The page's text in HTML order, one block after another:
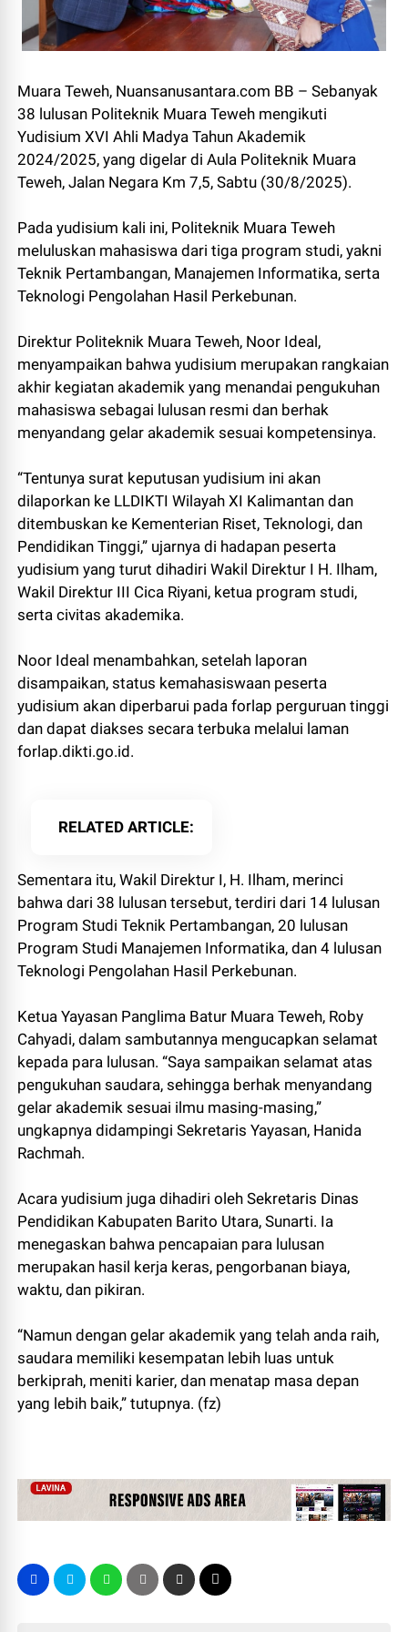
Muara Teweh, Nuansanusantara.com BB – Sebanyak
38 lulusan Politeknik Muara Teweh mengikuti
Yudisium XVI Ahli Madya Tahun Akademik
2024/2025, yang digelar di Aula Politeknik Muara
Teweh, Jalan Negara Km 7,5, Sabtu (30/8/2025).
Pada yudisium kali ini, Politeknik Muara Teweh
meluluskan mahasiswa dari tiga program studi, yakni
Teknik Pertambangan, Manajemen Informatika, serta
Teknologi Pengolahan Hasil Perkebunan.
Direktur Politeknik Muara Teweh, Noor Ideal,
menyampaikan bahwa yudisium merupakan rangkaian
akhir kegiatan akademik yang menandai pengukuhan
mahasiswa sebagai lulusan resmi dan berhak
menyandang gelar akademik sesuai kompetensinya.
“Tentunya surat keputusan yudisium ini akan
dilaporkan ke LLDIKTI Wilayah XI Kalimantan dan
ditembuskan ke Kementerian Riset, Teknologi, dan
Pendidikan Tinggi,” ujarnya di hadapan peserta
yudisium yang turut dihadiri Wakil Direktur I H. Ilham,
Wakil Direktur III Cica Riyani, ketua program studi,
serta civitas akademika.
Noor Ideal menambahkan, setelah laporan
disampaikan, status kemahasiswaan peserta
yudisium akan diperbarui pada forlap perguruan tinggi
dan dapat diakses secara terbuka melalui laman
forlap.dikti.go.id.
RELATED ARTICLE
Sementara itu, Wakil Direktur I, H. Ilham, merinci
bahwa dari 38 lulusan tersebut, terdiri dari 14 lulusan
Program Studi Teknik Pertambangan, 20 lulusan
Program Studi Manajemen Informatika, dan 4 lulusan
Teknologi Pengolahan Hasil Perkebunan.
Ketua Yayasan Panglima Batur Muara Teweh, Roby
Cahyadi, dalam sambutannya mengucapkan selamat
kepada para lulusan. “Saya sampaikan selamat atas
pengukuhan saudara, sehingga berhak menyandang
gelar akademik sesuai ilmu masing-masing,”
ungkapnya didampingi Sekretaris Yayasan, Hanida
Rachmah.
Acara yudisium juga dihadiri oleh Sekretaris Dinas
Pendidikan Kabupaten Barito Utara, Sunarti. Ia
menegaskan bahwa pencapaian para lulusan
merupakan hasil kerja keras, pengorbanan biaya,
waktu, dan pikiran.
“Namun dengan gelar akademik yang telah anda raih,
saudara memiliki kesempatan lebih luas untuk
berkiprah, meniti karier, dan menatap masa depan
yang lebih baik,” tutupnya. (fz)